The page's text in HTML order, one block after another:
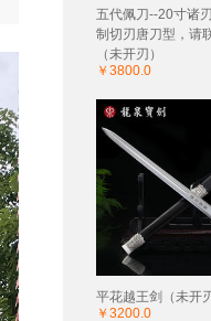
五代佩刀--20寸诸
制切刃唐刀型，请
（未开刃）
￥3800.0
平花越王剑（未开刃
￥3200.0